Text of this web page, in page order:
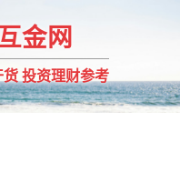
金网
投资理财参考